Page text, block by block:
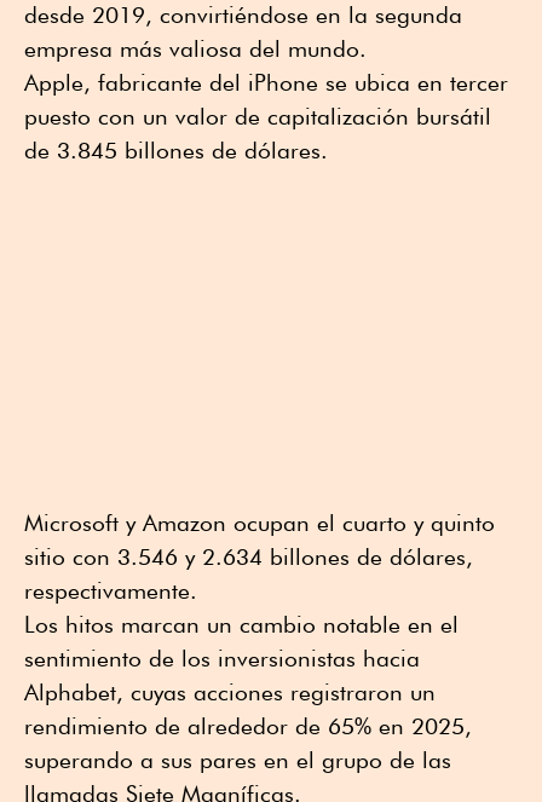
desde 2019, convirtiéndose en la segunda
empresa más valiosa del mundo.
Apple, fabricante del iPhone se ubica en tercer
puesto con un valor de capitalización bursátil
de 3.845 billones de dólares.
Microsoft y Amazon ocupan el cuarto y quinto
sitio con 3.546 y 2.634 billones de dólares,
respectivamente.
Los hitos marcan un cambio notable en el
sentimiento de los inversionistas hacia
Alphabet, cuyas acciones registraron un
rendimiento de alrededor de 65% en 2025,
superando a sus pares en el grupo de las
llamadas Siete Magníficas.